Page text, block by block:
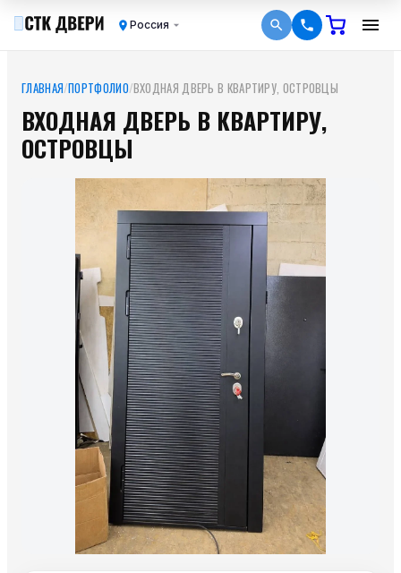
Россия
ГЛАВНАЯ/ПОРТФОЛИО/ВХОДНАЯ ДВЕРЬ В КВАРТИРУ, ОСТРОВЦЫ
ВХОДНАЯ ДВЕРЬ В КВАРТИРУ,
ОСТРОВЦЫ